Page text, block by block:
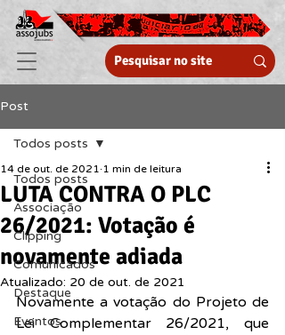
Post
Todos posts
Associação
Clipping
Comunicados
Destaque
Eventos
Todos posts
LUTA CONTRA O PLC
26/2021: Votação é
novamente adiada
14 de out. de 2021 1 min de leitura
Atualizado: 20 de out. de 2021
Novamente a votação do Projeto de
Lei Complementar 26/2021, que